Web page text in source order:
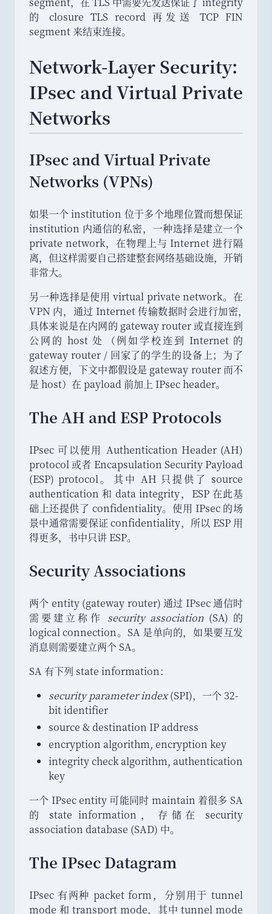
的 closure TLS record 再发送 TCP FIN
segment 来结束连接。
Network-Layer Security:
IPsec and Virtual Private
Networks
IPsec and Virtual Private
Networks (VPNs)
如果一个 institution 位于多个地理位置而想保证
institution 内通信的私密，
一种选择是建立一个
private network， 在物理上与 Internet 进行隔
离， 但这样需要自己搭建整套网络基础设施， 开销
非常大。
另一种选择是使用 virtual private network。 在
VPN 内， 通过 Internet 传输数据时会进行加密，
具体来说是在内网的 gateway router 或直接连到
公网的 host 处
（例如学校连到 Internet 的
gateway router / 回家了的学生的设备上； 为了
叙述方便， 下文中都假设是 gateway router 而不
是 host） 在 payload 前加上 IPsec header。
The AH and ESP Protocols
IPsec 可以使用 Authentication Header (AH)
protocol 或者 Encapsulation Security Payload
(ESP) protocol。
其中 AH 只提供了 source
authentication 和 data integrity，
ESP 在此基
础上还提供了 confidentiality。 使用 IPsec 的场
景中通常需要保证 confidentiality， 所以 ESP 用
得更多， 书中只讲 ESP。
Security Associations
两个 entity (gateway router) 通过 IPsec 通信时
需要建立称作 security association(SA) 的
logical connection。 SA 是单向的， 如果要互发
消息则需要建立两个 SA。
SA 有下列 state information：
security parameter index(SPI)， 一个 32-
bit identifier
source & destination IP address
encryption algorithm, encryption key
integrity check algorithm, authentication
key
一个 IPsec entity 可能同时 maintain 着很多 SA
的 state information ，
存储在 security
association database (SAD) 中。
The IPsec Datagram
IPsec 有两种 packet form，
分别用于 tunnel
mode 和 transport mode， 其中 tunnel mode